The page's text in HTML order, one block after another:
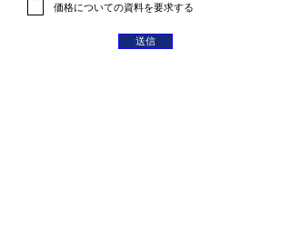
価格についての資料を要求する
送信